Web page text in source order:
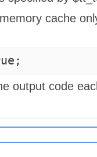
cache
output code